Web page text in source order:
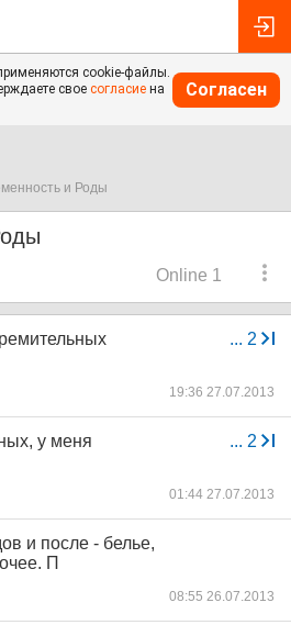
cookie-файлы.
свое согласие на
Согласен
и Роды
Online 1
... 2
19:36 27.07.2013
... 2
у меня
01:44 27.07.2013
и после - белье,
П
08:55 26.07.2013